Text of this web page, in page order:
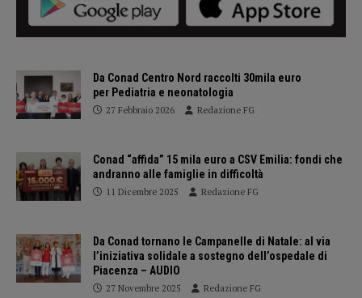
Da Conad Centro Nord raccolti 30mila euro
per Pediatria e neonatologia
27 Febbraio 2026 Redazione FG
Conad “affida” 15 mila euro a CSV Emilia: fondi che
andranno alle famiglie in difficoltà
11 Dicembre 2025 Redazione FG
Da Conad tornano le Campanelle di Natale: al via
l’iniziativa solidale a sostegno dell’ospedale di
Piacenza – AUDIO
27 Novembre 2025 Redazione FG